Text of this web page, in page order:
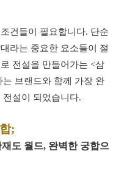
건들이 필요합니다. 단순
라는 중요한 요소들이 절
전설을 만들어가는 <삼
브랜드와 함께 가장 완
설이 되었습니다.
;
도 월드, 완벽한 궁합으